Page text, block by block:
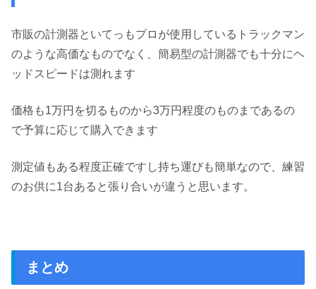
市販の計測器といてっもプロが使用しているトラックマン
のような高価なものでなく、簡易型の計測器でも十分にヘ
ッドスピードは測れます
価格も1万円を切るものから3万円程度のものまであるの
で予算に応じて購入できます
測定値もある程度正確ですし持ち運びも簡単なので、練習
のお供に1台あると張り合いが違うと思います。
まとめ